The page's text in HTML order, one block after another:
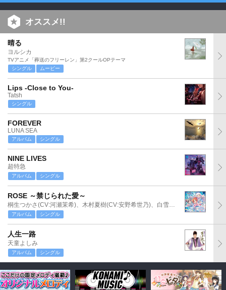
オススメ!!
晴る
ヨルシカ
TVアニメ「葬送のフリーレン」第2クールOPテーマ
シングル
ムービー
Lips -Close to You-
Tatsh
シングル
FOREVER
LUNA SEA
アルバム シングル
NINE LIVES
超特急
アルバム シングル
ROSE ～禁じられた愛～
桐生つかさ(CV:河瀬茉希)、木村夏樹(CV:安野希世乃)、白雪千夜(CV:関口理咲)
アルバム シングル
人生一路
天童よしみ
アルバム シングル